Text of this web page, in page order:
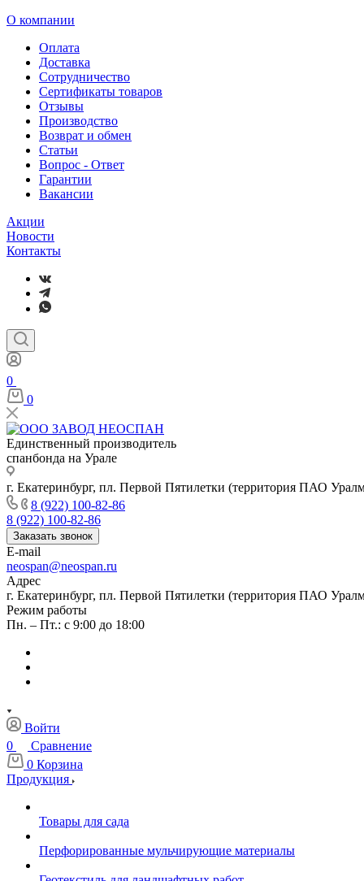
О компании
Оплата
Доставка
Сотрудничество
Сертификаты товаров
Отзывы
Производство
Возврат и обмен
Статьи
Вопрос - Ответ
Гарантии
Вакансии
Акции
Новости
Контакты
0
0
Единственный производитель
спанбонда на Урале
г. Екатеринбург, пл. Первой Пятилетки (территория ПАО
8 (922) 100-82-86
8 (922) 100-82-86
Заказать звонок
E-mail
neospan@neospan.ru
Адрес
г. Екатеринбург, пл. Первой Пятилетки (территория ПАО
Режим работы
Пн. – Пт.: с 9:00 до 18:00
Войти
0
Сравнение
0 Корзина
Продукция
Товары для сада
Перфорированные мульчирующие материалы